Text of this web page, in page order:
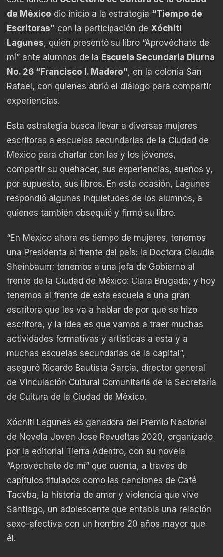
de México dio inicio a la estrategia “Tiempo de
Escritoras” con la participación de Xóchitl
Lagunes, quien presentó su libro “Aprovéchate de
mí” ante alumnos de la Escuela Secundaria Diurna
No. 26 “Francisco I. Madero”, en la colonia San
Rafael, con quienes abrió el diálogo para compartir
experiencias.
Esta estrategia busca llevar a diversas mujeres
escritoras a escuelas secundarias de la Ciudad de
México para charlar con las y los jóvenes,
compartir su quehacer, sus experiencias, sueños y,
por supuesto, sus libros. En esta ocasión, Lagunes
respondió algunas inquietudes de los alumnos, a
quienes también obsequió y firmó su libro.
“En México ahora es tiempo de mujeres, tenemos
una Presidenta al frente del país: la Doctora Claudia
Sheinbaum; tenemos a una jefa de Gobierno al
frente de la Ciudad de México: Clara Brugada; y hoy
tenemos al frente de esta escuela a una gran
escritora que les va a hablar de por qué se hizo
escritora, y la idea es que vamos a traer muchas
actividades formativas y artísticas a esta y a
muchas escuelas secundarias de la capital”,
aseguró Ricardo Bautista García, director general
de Vinculación Cultural Comunitaria de la Secretaría
de Cultura de la Ciudad de México.
Xóchitl Lagunes es ganadora del Premio Nacional
de Novela Joven José Revueltas 2020, organizado
por la editorial Tierra Adentro, con su novela
“Aprovéchate de mí” que cuenta, a través de
capítulos titulados como las canciones de Café
Tacvba, la historia de amor y violencia que vive
Santiago, un adolescente que entabla una relación
sexo-afectiva con un hombre 20 años mayor que
él.